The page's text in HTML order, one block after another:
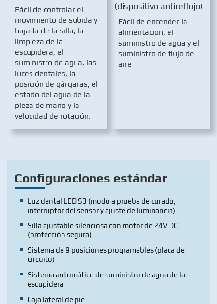
Fácil de controlar el
movimiento de subida y
bajada de la silla, la
limpieza de la
escupidera, el
suministro de agua, las
luces dentales, la
posición de gárgaras, el
estado del agua de la
pieza de mano y la
velocidad de rotación.
(dispositivo antireflujo)
Fácil de encender la
alimentación, el
suministro de agua y el
suministro de flujo de
aire
Configuraciones estándar
Luz dental LED S3 (modo a prueba de curado,
interruptor del sensor y ajuste de luminancia)
Silla ajustable silenciosa con motor de 24V DC
(protección segura)
Sistema de 9 posiciones programables (placa de
circuito)
Sistema automático de suministro de agua de la
escupidera
Caja lateral de pie